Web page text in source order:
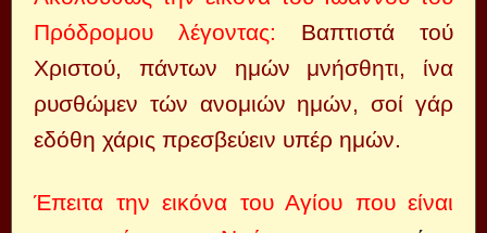
Πρόδρομου λέγοντας:
Βαπτιστά τού
Χριστού, πάντων ημών μνήσθητι, ίνα
ρυσθώμεν τών ανομιών ημών, σοί γάρ
εδόθη χάρις πρεσβεύειν υπέρ ημών.
Έπειτα την εικόνα του Αγίου που είναι